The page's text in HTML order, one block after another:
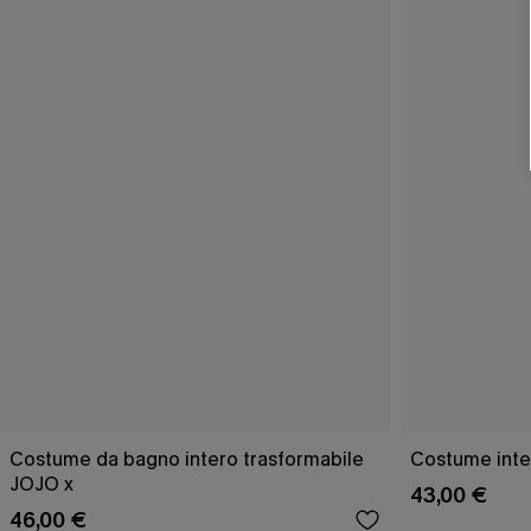
Costume da bagno intero trasformabile
JOJO x
46,00 €
Costume
43,00 €